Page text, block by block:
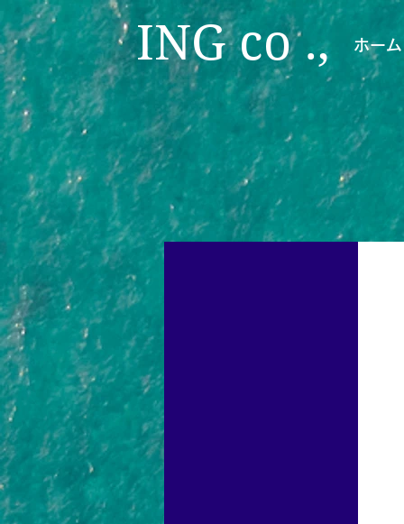
ホーム
ING co .,